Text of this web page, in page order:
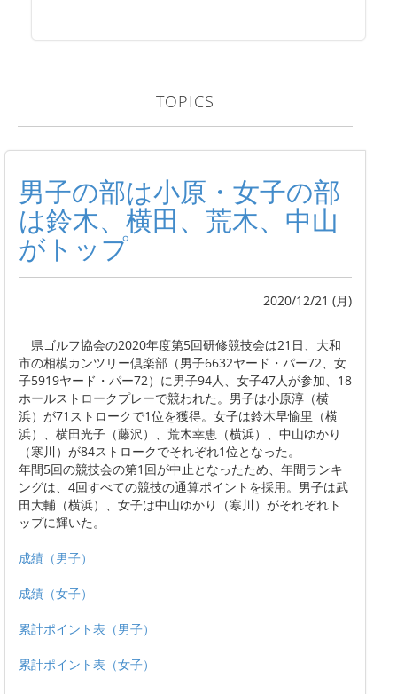
TOPICS
男子の部は小原・女子の部
は鈴木、横田、荒木、中山
がトップ
2020/12/21 (月)
県ゴルフ協会の2020年度第5回研修競技会は21日、大和
市の相模カンツリー倶楽部（男子6632ヤード・パー72、女
子5919ヤード・パー72）に男子94人、女子47人が参加、18
ホールストロークプレーで競われた。男子は小原淳（横
浜）が71ストロークで1位を獲得。女子は鈴木早愉里（横
浜）、横田光子（藤沢）、荒木幸恵（横浜）、中山ゆかり
（寒川）が84ストロークでそれぞれ1位となった。
年間5回の競技会の第1回が中止となったため、年間ランキ
ングは、4回すべての競技の通算ポイントを採用。男子は武
田大輔（横浜）、女子は中山ゆかり（寒川）がそれぞれト
ップに輝いた。
成績（男子）
成績（女子）
累計ポイント表（男子）
累計ポイント表（女子）